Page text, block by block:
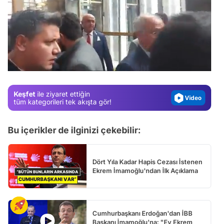
Keşfet ile ziyaret ettiğin
tüm kategorileri tek akışta gör!
Video
Bu içerikler de ilginizi çekebilir:
Dört Yıla Kadar Hapis Cezası İstenen
Ekrem İmamoğlu'ndan İlk Açıklama
Cumhurbaşkanı Erdoğan'dan İBB
Başkanı İmamoğlu'na: "Ey Ekrem